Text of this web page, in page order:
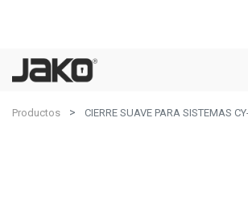
Productos CIERRE SUAVE PARA SISTEMAS